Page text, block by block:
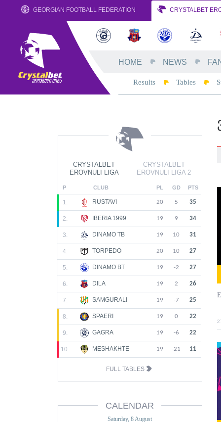
GEORGIAN FOOTBALL FEDERATION CRYSTALBET
HOME NEWS
Results Tables
CRYSTALBET
EROVNULI LIGA
CRYSTALBET
EROVNULI LIGA 2
P CLUB PL GD PTS
1. RUSTAVI 20 5 35
2. IBERIA 1999 19 9 34
3. DINAMO TB 19 10 31
4. TORPEDO 20 10 27
5. DINAMO BT 19 -2 27
6. DILA 19 2 26
7. SAMGURALI 19 -7 25
8. SPAERI 19 0 22
9. GAGRA 19 -6 22
10. MESHAKHTE 19 -21 11
FULL TABLES
CALENDAR
Saturday, 8 August